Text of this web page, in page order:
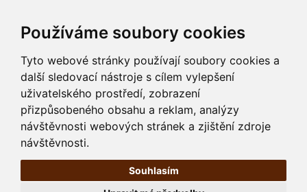
Používáme soubory cookies
Tyto webové stránky používají soubory cookies a
další sledovací nástroje s cílem vylepšení
uživatelského prostředí, zobrazení
přizpůsobeného obsahu a reklam, analýzy
návštěvnosti webových stránek a zjištění zdroje
návštěvnosti.
Souhlasím